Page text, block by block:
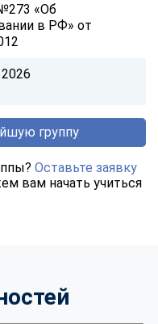
«Об
в РФ» от
группу
Оставьте заявку
вам начать учиться